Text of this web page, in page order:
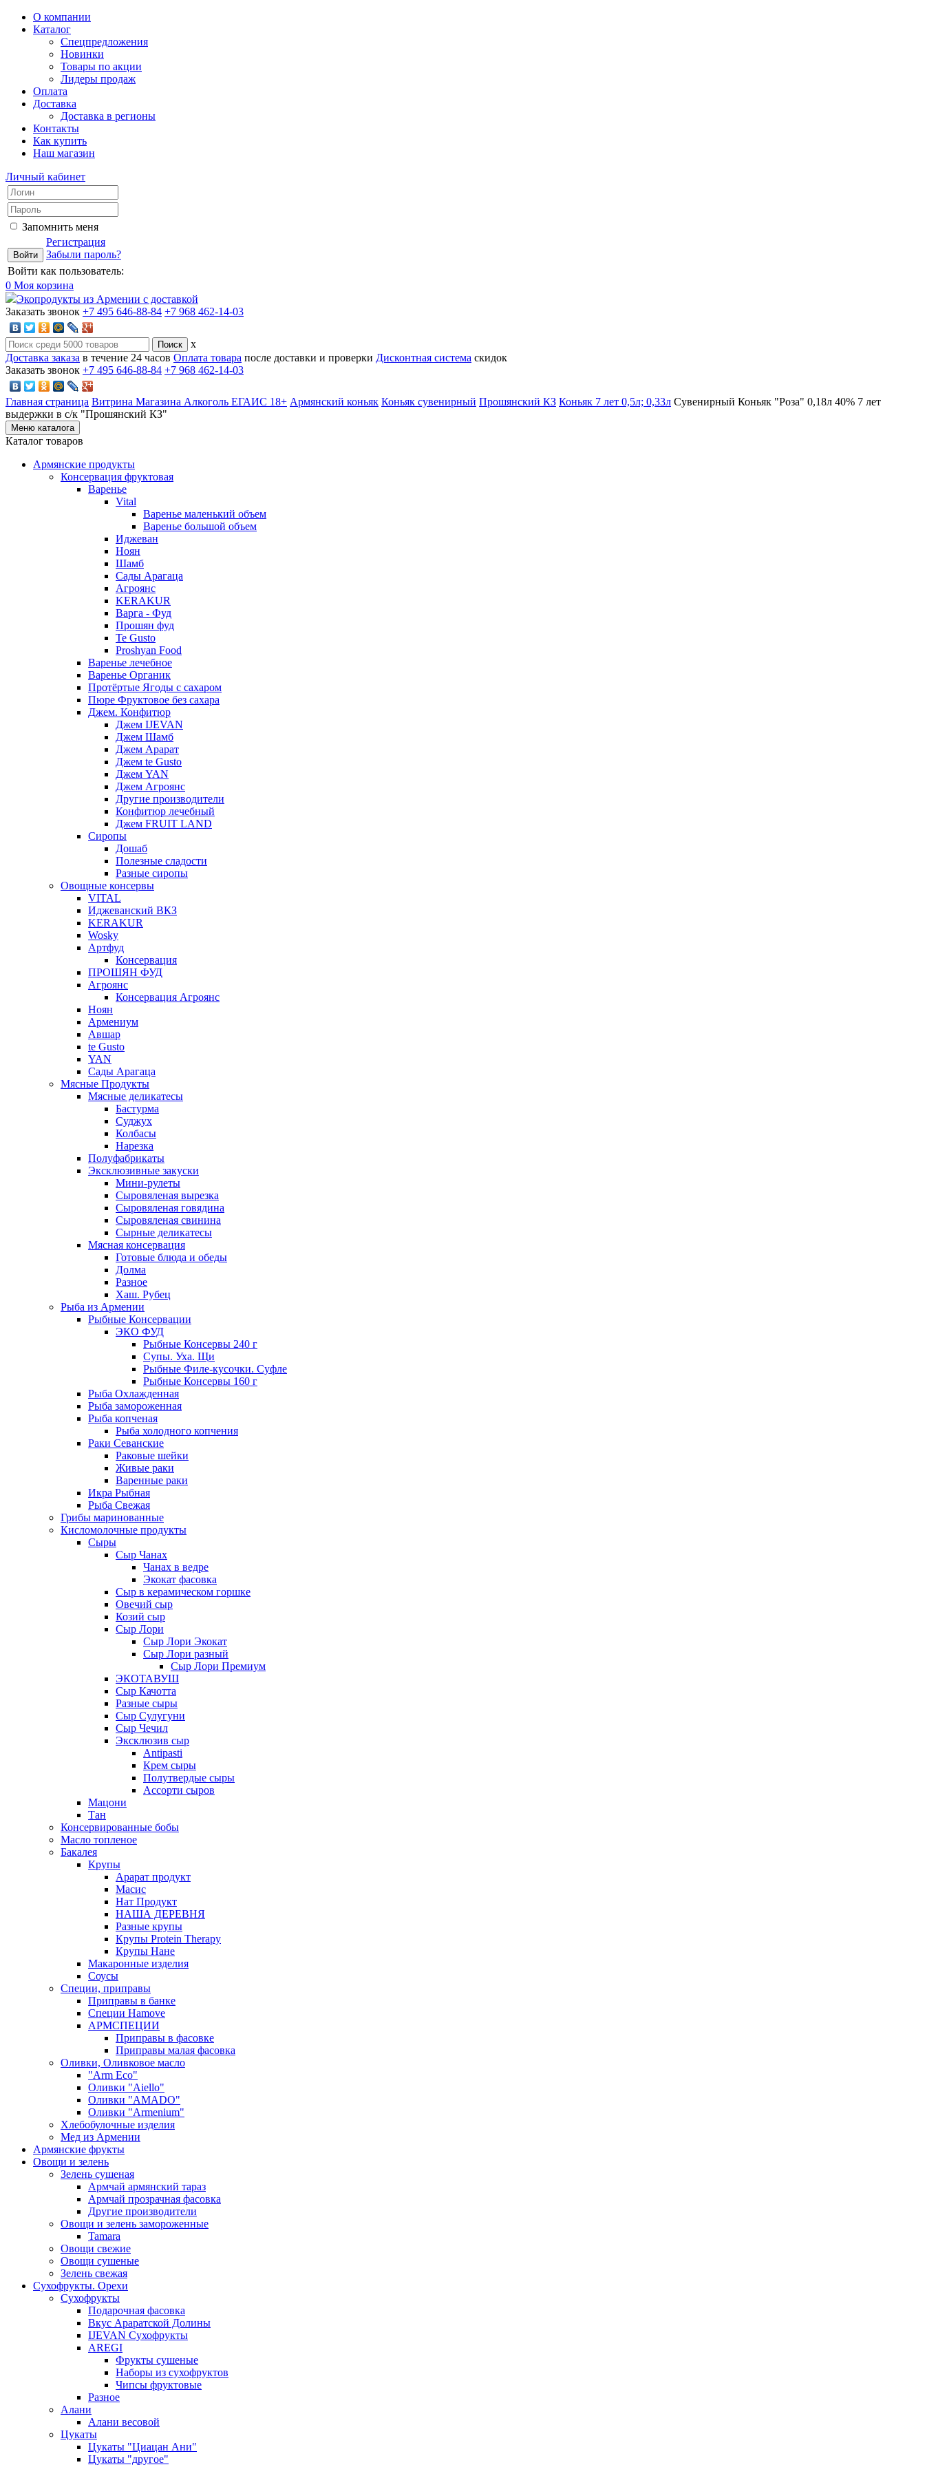
О компании
Каталог
Спецпредложения
Новинки
Товары по акции
Лидеры продаж
Оплата
Доставка
Доставка в регионы
Контакты
Как купить
Наш магазин
Личный кабинет
Запомнить меня
Регистрация
Забыли пароль?
Войти как пользователь:
0 Моя корзина
Экопродукты из Армении с доставкой
Заказать звонок +7 495 646-88-84 +7 968 462-14-03
x
Доставка заказа в течение 24 часов Оплата товара после доставки и проверки Дисконтная система скидок
Заказать звонок +7 495 646-88-84 +7 968 462-14-03
Главная страница Витрина Магазина Алкоголь ЕГАИС 18+ Армянский коньяк Коньяк сувенирный Прошянский КЗ Коньяк 7 лет 0,5л; 0,33л Сувенирный Коньяк "Роза" 0,18л 40% 7 лет
выдержки в с/к "Прошянский КЗ"
Меню каталога
Каталог товаров
Армянские продукты
Консервация фруктовая
Варенье
Vital
Варенье маленький объем
Варенье большой объем
Иджеван
Ноян
Шамб
Сады Арагаца
Агроянс
KERAKUR
Варга - Фуд
Прошян фуд
Te Gusto
Proshyan Food
Варенье лечебное
Варенье Органик
Протёртые Ягоды с сахаром
Пюре Фруктовое без сахара
Джем. Конфитюр
Джем IJEVAN
Джем Шамб
Джем Арарат
Джем te Gusto
Джем YAN
Джем Агроянс
Другие производители
Конфитюр лечебный
Джем FRUIT LAND
Сиропы
Дошаб
Полезные сладости
Разные сиропы
Овощные консервы
VITAL
Иджеванский ВКЗ
KERAKUR
Wosky
Артфуд
Консервация
ПРОШЯН ФУД
Агроянс
Консервация Агроянс
Ноян
Армениум
Авшар
te Gusto
YAN
Сады Арагаца
Мясные Продукты
Мясные деликатесы
Бастурма
Суджух
Колбасы
Нарезка
Полуфабрикаты
Эксклюзивные закуски
Мини-рулеты
Сыровяленая вырезка
Сыровяленая говядина
Сыровяленая свинина
Сырные деликатесы
Мясная консервация
Готовые блюда и обеды
Долма
Разное
Хаш. Рубец
Рыба из Армении
Рыбные Консервации
ЭКО ФУД
Рыбные Консервы 240 г
Супы. Уха. Щи
Рыбные Филе-кусочки. Суфле
Рыбные Консервы 160 г
Рыба Охлажденная
Рыба замороженная
Рыба копченая
Рыба холодного копчения
Раки Севанские
Раковые шейки
Живые раки
Варенные раки
Икра Рыбная
Рыба Свежая
Грибы маринованные
Кисломолочные продукты
Сыры
Сыр Чанах
Чанах в ведре
Экокат фасовка
Сыр в керамическом горшке
Овечий сыр
Козий сыр
Сыр Лори
Сыр Лори Экокат
Сыр Лори разный
Сыр Лори Премиум
ЭКОТАВУШ
Сыр Качотта
Разные сыры
Сыр Сулугуни
Сыр Чечил
Эксклюзив сыр
Antipasti
Крем сыры
Полутвердые сыры
Ассорти сыров
Мацони
Тан
Консервированные бобы
Масло топленое
Бакалея
Крупы
Арарат продукт
Масис
Нат Продукт
НАША ДЕРЕВНЯ
Разные крупы
Крупы Protein Therapy
Крупы Нане
Макаронные изделия
Соусы
Специи, приправы
Приправы в банке
Специи Hamove
АРМСПЕЦИИ
Приправы в фасовке
Приправы малая фасовка
Оливки, Оливковое масло
"Arm Eco"
Оливки "Aiello"
Оливки "AMADO"
Оливки "Armenium"
Хлебобулочные изделия
Мед из Армении
Армянские фрукты
Овощи и зелень
Зелень сушеная
Армчай армянский тараз
Армчай прозрачная фасовка
Другие производители
Овощи и зелень замороженные
Tamara
Овощи свежие
Овощи сушеные
Зелень свежая
Сухофрукты. Орехи
Сухофрукты
Подарочная фасовка
Вкус Араратской Долины
IJEVAN Сухофрукты
AREGI
Фрукты сушеные
Наборы из сухофруктов
Чипсы фруктовые
Разное
Алани
Алани весовой
Цукаты
Цукаты "Циацан Ани"
Цукаты "другое"